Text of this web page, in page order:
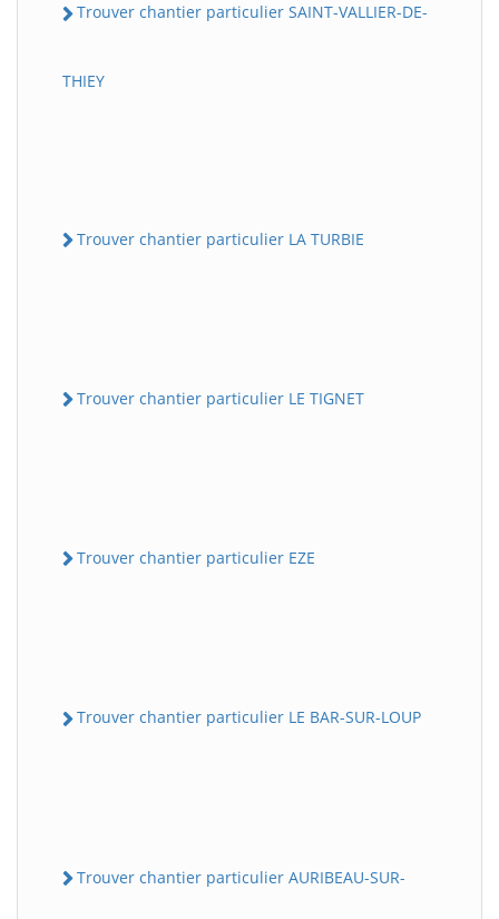
Trouver chantier particulier SAINT-VALLIER-DE-
THIEY
Trouver chantier particulier LA TURBIE
Trouver chantier particulier LE TIGNET
Trouver chantier particulier EZE
Trouver chantier particulier LE BAR-SUR-LOUP
Trouver chantier particulier AURIBEAU-SUR-